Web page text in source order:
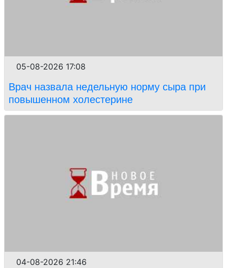
05-08-2026 17:08
Врач назвала недельную норму сыра при
повышенном холестерине
04-08-2026 21:46